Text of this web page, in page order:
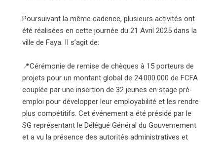
Poursuivant la même cadence, plusieurs activités ont
été réalisées en cette journée du 21 Avril 2025 dans la
ville de Faya. II s’agit de:
📍Cérémonie de remise de chèques à 15 porteurs de
projets pour un montant global de 24.000.000 de FCFA
couplée par une insertion de 32 jeunes en stage pré-
emploi pour développer leur employabilité et les rendre
plus compétitifs. Cet événement a été présidé par le
SG représentant le Délégué Général du Gouvernement
et a vu la présence des autorités administratives et